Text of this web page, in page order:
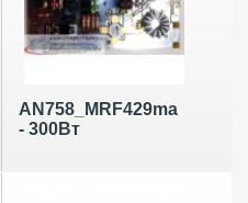
AN758_MRF429ma
- 300Вт